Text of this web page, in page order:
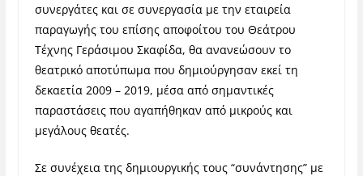
συνεργάτες και σε συνεργασία με την εταιρεία
παραγωγής του επίσης αποφοίτου του Θεάτρου
Τέχνης Γεράσιμου Σκαφίδα, θα ανανεώσουν το
θεατρικό αποτύπωμα που δημιούργησαν εκεί τη
δεκαετία 2009 – 2019, μέσα από σημαντικές
παραστάσεις που αγαπήθηκαν από μικρούς και
μεγάλους θεατές.
Σε συνέχεια της δημιουργικής τους “συνάντησης” με